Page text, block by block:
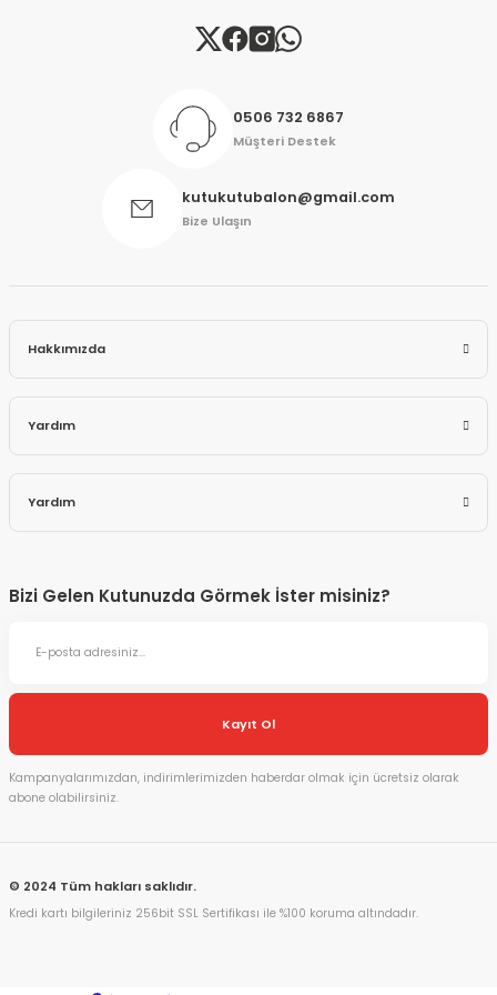
Gönder
0506 732 6867
Müşteri Destek
kutukutubalon@gmail.com
Bize Ulaşın
Hakkımızda
Yardım
Yardım
Bizi Gelen Kutunuzda Görmek İster misiniz?
Kayıt Ol
Kampanyalarımızdan, indirimlerimizden haberdar olmak için ücretsiz olarak
abone olabilirsiniz.
© 2024 Tüm hakları saklıdır.
Kredi kartı bilgileriniz 256bit SSL Sertifikası ile %100 koruma altındadır.